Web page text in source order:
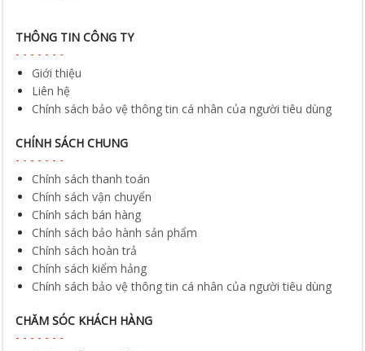
THÔNG TIN CÔNG TY
Giới thiệu
Liên hệ
Chính sách bảo vệ thông tin cá nhân của người tiêu dùng
CHÍNH SÁCH CHUNG
Chính sách thanh toán
Chính sách vận chuyển
Chính sách bán hàng
Chính sách bảo hành sản phẩm
Chính sách hoàn trả
Chính sách kiểm hảng
Chính sách bảo vệ thông tin cá nhân của người tiêu dùng
CHĂM SÓC KHÁCH HÀNG